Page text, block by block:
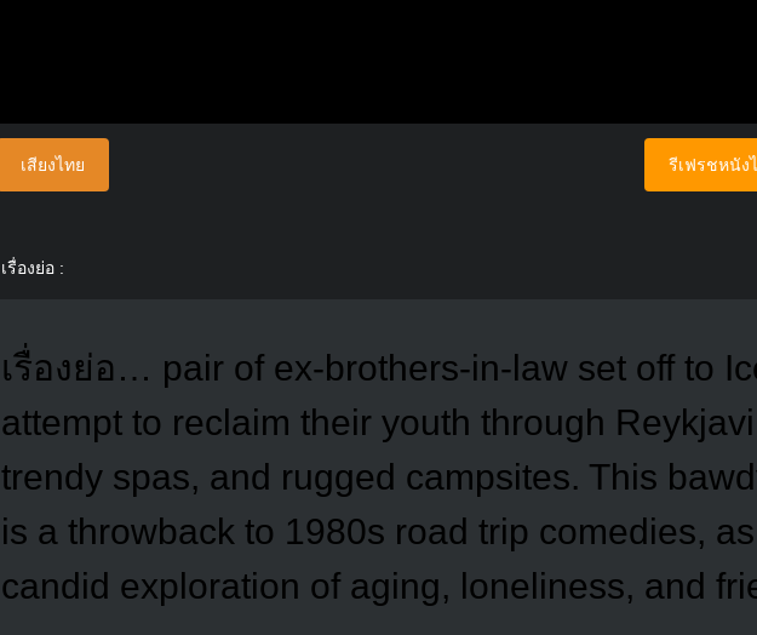
เสียงไทย รีเฟรชหนัง
เรื่องย่อ :
เรื่องย่อ… pair of ex-brothers-in-law set off to
attempt to reclaim their youth through
trendy spas, and rugged campsites. This
is a throwback to 1980s road trip comedies,
candid exploration of aging, loneliness, and